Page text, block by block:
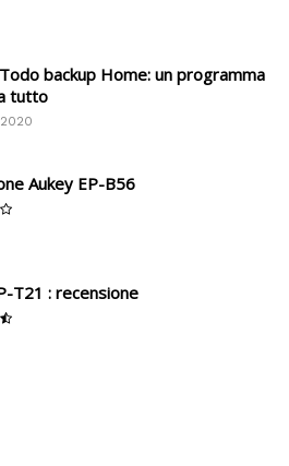
backup Home: un programma
tutto
Aukey EP-B56
T21 : recensione